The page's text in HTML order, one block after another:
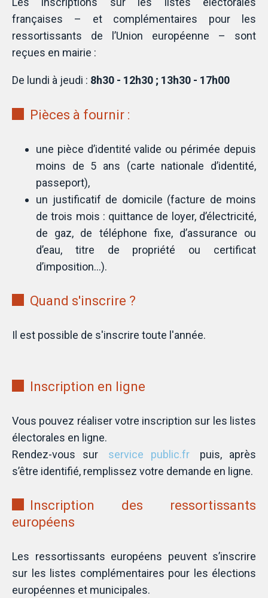
françaises – et complémentaires pour les
ressortissants de l’Union européenne – sont
reçues en mairie :
De lundi à jeudi : 8h30 - 12h30 ; 13h30 - 17h00
Pièces à fournir :
une pièce d’identité valide ou périmée depuis
moins de 5 ans (carte nationale d’identité,
passeport),
un justificatif de domicile (facture de moins
de trois mois : quittance de loyer, d’électricité,
de gaz, de téléphone fixe, d’assurance ou
d’eau, titre de propriété ou certificat
d’imposition…).
Quand s'inscrire ?
Il est possible de s'inscrire toute l'année.
Inscription en ligne
Vous pouvez réaliser votre inscription sur les listes
électorales en ligne.
Rendez-vous sur
service public.fr
puis, après
s’être identifié, remplissez votre demande en ligne.
Inscription des ressortissants
européens
Les ressortissants européens peuvent s’inscrire
sur les listes complémentaires pour les élections
européennes et municipales.